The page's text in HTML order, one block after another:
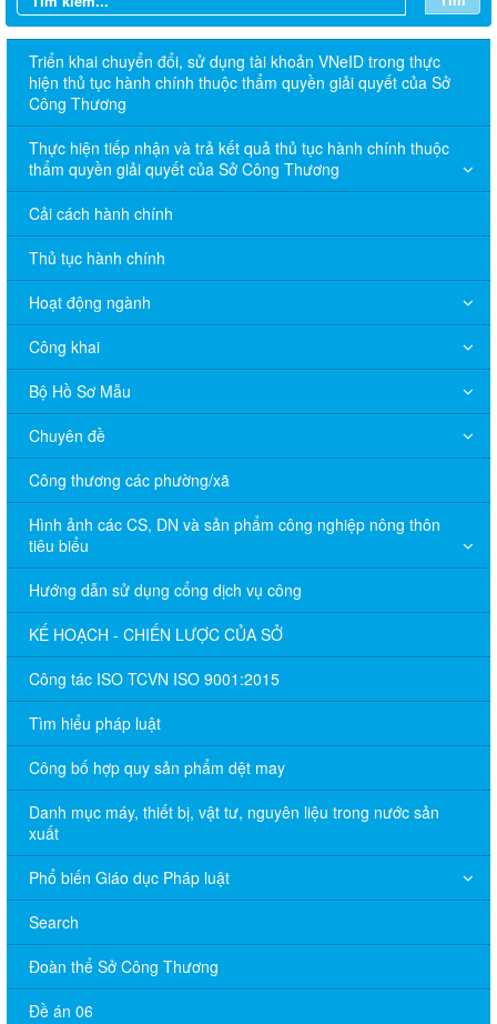
Triển khai chuyển đổi, sử dụng tài khoản VNeID trong thực
hiện thủ tục hành chính thuộc thẩm quyền giải quyết của Sở
Công Thương
Thực hiện tiếp nhận và trả kết quả thủ tục hành chính thuộc
thẩm quyền giải quyết của Sở Công Thương
Cải cách hành chính
Thủ tục hành chính
Hoạt động ngành
Công khai
Bộ Hồ Sơ Mẫu
Chuyên đề
Công thương các phường/xã
Hình ảnh các CS, DN và sản phẩm công nghiệp nông thôn
tiêu biểu
Hướng dẫn sử dụng cổng dịch vụ công
KẾ HOẠCH - CHIẾN LƯỢC CỦA SỞ
Công tác ISO TCVN ISO 9001:2015
Tìm hiểu pháp luật
Công bố hợp quy sản phẩm dệt may
Danh mục máy, thiết bị, vật tư, nguyên liệu trong nước sản
xuất
Phổ biến Giáo dục Pháp luật
Search
Đoàn thể Sở Công Thương
Đề án 06